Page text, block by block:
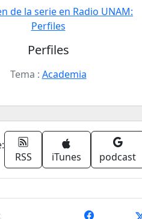
Perfiles
Tema : Academia
RSS
iTunes podcast